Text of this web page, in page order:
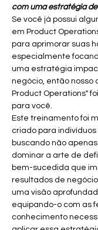
com uma estratégia
Se você já possui
em Product
para aprimorar suas
especialmente
uma estratégia
negócio, então nosso
Product Operations"
para você.
Este treinamento foi
criado para indivíduos
buscando não
dominar a arte de
bem-sucedida que
resultados de
uma visão
equipando-o com as
conhecimento